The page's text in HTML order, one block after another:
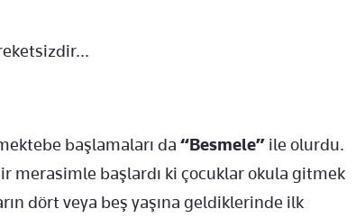
başlamaları da “Besmele” ile olurdu.
merasimle başlardı ki çocuklar okula gitmek
dört veya beş yaşına geldiklerinde ilk